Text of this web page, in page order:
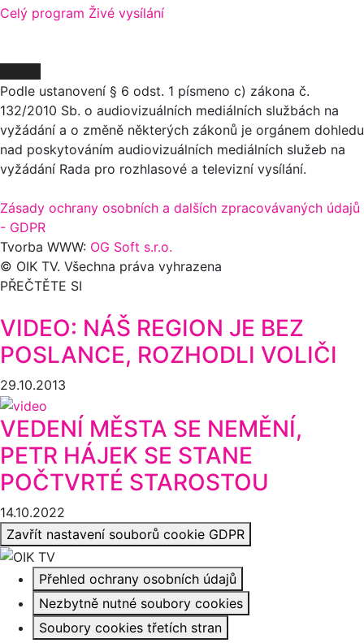
Celý program Živé vysílání
Podle ustanovení § 6 odst. 1 písmeno c) zákona č.
132/2010 Sb. o audiovizuálních mediálních službách na
vyžádání a o změně některých zákonů je orgánem dohledu
nad poskytováním audiovizuálních mediálních služeb na
vyžádání Rada pro rozhlasové a televizní vysílání.
Zásady ochrany osobních a dalších zpracovávaných údajů
- GDPR
Tvorba WWW: OG Soft s.r.o.
© OIK TV. Všechna práva vyhrazena
PŘEČTĚTE SI
VIDEO: NÁŠ REGION JE BEZ
POSLANCE, ROZHODLI VOLIČI
29.10.2013
VEDENÍ MĚSTA SE NEMĚNÍ,
PETR HÁJEK SE STANE
POČTVRTÉ STAROSTOU
14.10.2022
Zavřít nastavení souborů cookie GDPR
Přehled ochrany osobních údajů
Nezbytně nutné soubory cookies
Soubory cookies třetích stran